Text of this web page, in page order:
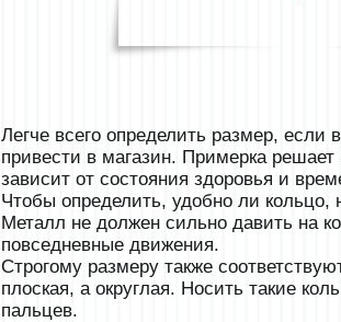
Легче всего определить размер, если
привести в магазин. Примерка
зависит от состояния здоровья и
Чтобы определить, удобно ли кольцо,
Металл не должен сильно давить на
повседневные движения.
Строгому размеру также
плоская, а округлая. Носить такие
пальцев.